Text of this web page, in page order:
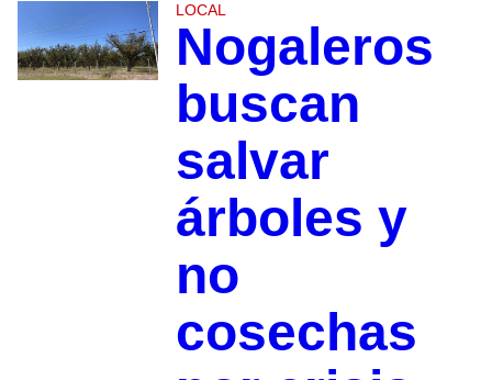
LOCAL
Nogaleros
buscan
salvar
árboles y
no
cosechas